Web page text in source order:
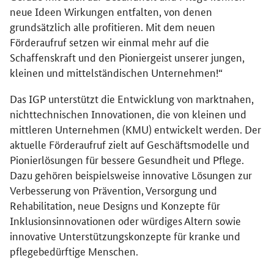
neue Ideen Wirkungen entfalten, von denen
grundsätzlich alle profitieren. Mit dem neuen
Förderaufruf setzen wir einmal mehr auf die
Schaffenskraft und den Pioniergeist unserer jungen,
kleinen und mittelständischen Unternehmen!“
Das IGP unterstützt die Entwicklung von marktnahen,
nichttechnischen Innovationen, die von kleinen und
mittleren Unternehmen (KMU) entwickelt werden. Der
aktuelle Förderaufruf zielt auf Geschäftsmodelle und
Pionierlösungen für bessere Gesundheit und Pflege.
Dazu gehören beispielsweise innovative Lösungen zur
Verbesserung von Prävention, Versorgung und
Rehabilitation, neue Designs und Konzepte für
Inklusionsinnovationen oder würdiges Altern sowie
innovative Unterstützungskonzepte für kranke und
pflegebedürftige Menschen.